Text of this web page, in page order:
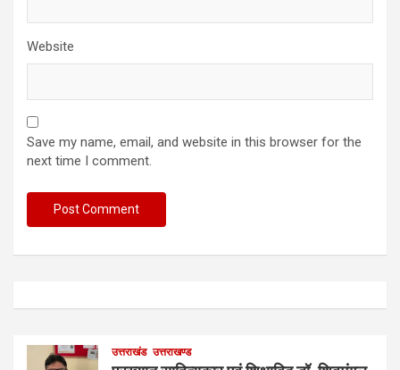
Website
Save my name, email, and website in this browser for the
next time I comment.
उत्तराखंड उत्तराखण्ड